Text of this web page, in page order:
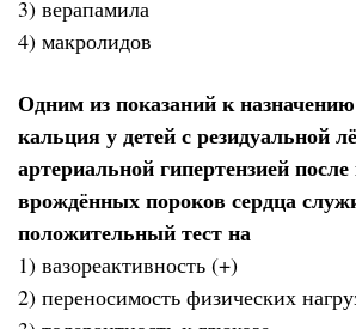
3) верапамила
4) макролидов
Одним из показаний к
кальция у детей с резидуальной
артериальной гипертензией
врождённых пороков сердца
положительный тест на
1) вазореактивность (+)
2) переносимость физических